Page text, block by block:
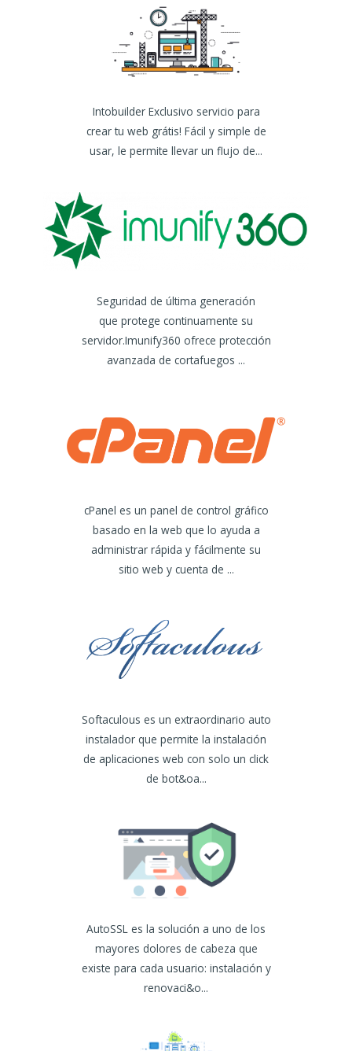
Intobuilder Exclusivo servicio para
crear tu web grátis! Fácil y simple de
usar, le permite llevar un flujo de...
Seguridad de última generación
que protege continuamente su
servidor.Imunify360 ofrece protección
avanzada de cortafuegos ...
cPanel es un panel de control gráfico
basado en la web que lo ayuda a
administrar rápida y fácilmente su
sitio web y cuenta de ...
Softaculous es un extraordinario auto
instalador que permite la instalación
de aplicaciones web con solo un click
de bot&oa...
AutoSSL es la solución a uno de los
mayores dolores de cabeza que
existe para cada usuario: instalación y
renovaci&o...